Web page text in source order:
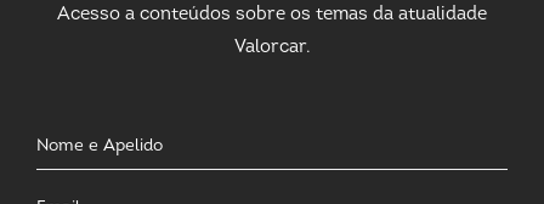
Acesso a conteúdos sobre os temas da atualidade
Valorcar.